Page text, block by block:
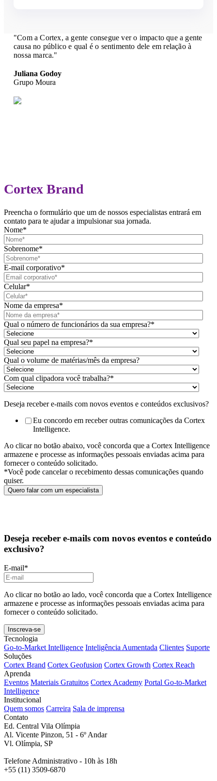
"Com a Cortex, a gente consegue ver o impacto que a gente
causa no público e qual é o sentimento dele em relação à
nossa marca."
Juliana Godoy
Grupo Moura
Cortex Brand
Preencha o formulário que um de nossos especialistas entrará em
contato para te ajudar a impulsionar sua jornada.
Nome*
Sobrenome*
E-mail corporativo*
Celular*
Nome da empresa*
Qual o número de funcionários da sua empresa?*
Qual seu papel na empresa?*
Qual o volume de matérias/mês da empresa?
Com qual clipadora você trabalha?*
Deseja receber e-mails com novos eventos e conteúdos exclusivos?
Eu concordo em receber outras comunicações da Cortex
Intelligence.
Ao clicar no botão abaixo, você concorda que a Cortex Intelligence
armazene e processe as informações pessoais enviadas acima para
fornecer o conteúdo solicitado.
*Você pode cancelar o recebimento dessas comunicações quando
quiser.
Deseja receber e-mails com novos eventos e conteúdo
exclusivo?
E-mail*
Ao clicar no botão ao lado, você concorda que a Cortex Intelligence
armazene e processe as informações pessoais enviadas acima para
fornecer o conteúdo solicitado.
Tecnologia
Go-to-Market Intelligence Inteligência Aumentada Clientes Suporte
Soluções
Cortex Brand Cortex Geofusion Cortex Growth Cortex Reach
Aprenda
Eventos Materiais Gratuitos Cortex Academy Portal Go-to-Market
Intelligence
Institucional
Quem somos Carreira Sala de imprensa
Contato
Ed. Central Vila Olímpia
Al. Vicente Pinzon, 51 - 6º Andar
Vl. Olímpia, SP
Telefone Administrativo - 10h às 18h
+55 (11) 3509-6870